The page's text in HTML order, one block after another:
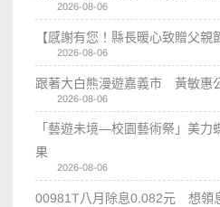
2026-08-06
【感謝有您！縣長暖心致贈父親
2026-08-06
跟著大白熊漫遊嘉義市 黃敏惠
2026-08-06
「藝遊未境—校園藝術祭」美力
果
2026-08-06
00981T八月除息0.082元 想領